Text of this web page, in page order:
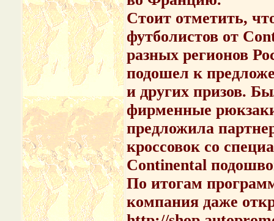
Стоит отметить,
футболистов от
разных регионов
подошел к
и других призов.
фирменные
предложила
кроссовок со
Continental
По итогам
компания даже